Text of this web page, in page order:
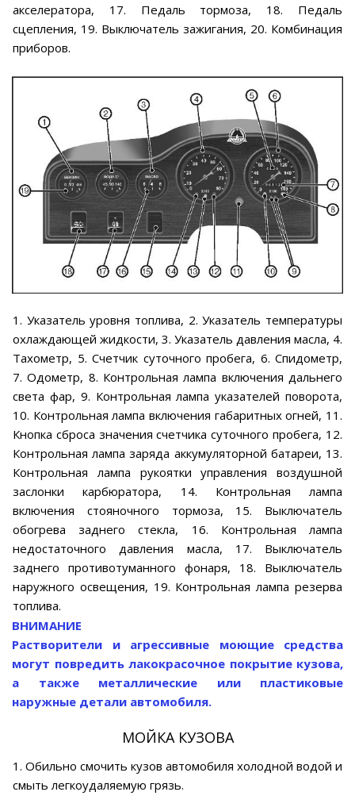
акселератора, 17. Педаль тормоза, 18. Педаль
сцепления, 19. Выключатель зажигания, 20. Комбинация
приборов.
1. Указатель уровня топлива, 2. Указатель температуры
охлаждающей жидкости, 3. Указатель давления масла, 4.
Тахометр, 5. Счетчик суточного пробега, 6. Спидометр,
7. Одометр, 8. Контрольная лампа включения дальнего
света фар, 9. Контрольная лампа указателей поворота,
10. Контрольная лампа включения габаритных огней, 11.
Кнопка сброса значения счетчика суточного пробега, 12.
Контрольная лампа заряда аккумуляторной батареи, 13.
Контрольная лампа рукоятки управления воздушной
заслонки карбюратора, 14. Контрольная лампа
включения стояночного тормоза, 15. Выключатель
обогрева заднего стекла, 16. Контрольная лампа
недостаточного давления масла, 17. Выключатель
заднего противотуманного фонаря, 18. Выключатель
наружного освещения, 19. Контрольная лампа резерва
топлива.
ВНИМАНИЕ
Растворители и агрессивные моющие средства
могут повредить лакокрасочное покрытие кузова,
а также металлические или пластиковые
наружные детали автомобиля.
МОЙКА КУЗОВА
1. Обильно смочить кузов автомобиля холодной водой и
смыть легкоудаляемую грязь.